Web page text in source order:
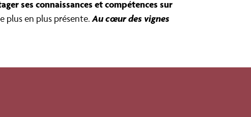
ses connaissances et compétences sur
plus en plus présente.Au cœur des vignes